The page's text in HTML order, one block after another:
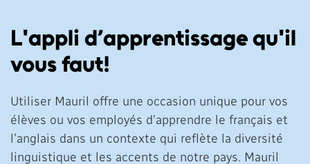
L'appli d’apprentissage qu'il
vous faut!
Utiliser Mauril offre une occasion unique pour vos
élèves ou vos employés d’apprendre le français et
l’anglais dans un contexte qui reflète la diversité
linguistique et les accents de notre pays. Mauril